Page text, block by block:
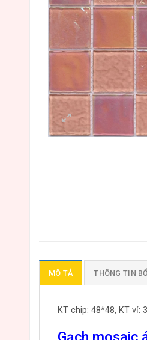
MÔ TẢ THÔNG TIN
KT chip: 48*48, KT vỉ: